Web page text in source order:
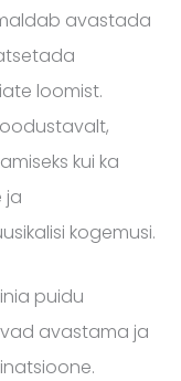
avastada
loomist.
kui ka
ja
kogemusi.
puidu
avastama ja